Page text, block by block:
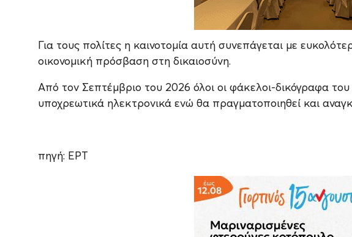
Για τους πολίτες η καινοτομία αυτή συνεπάγεται με
οικονομική πρόσβαση στη δικαιοσύνη.
Από τον Σεπτέμβριο του 2026 όλοι οι φάκελοι-δικόγραφα
υποχρεωτικά ηλεκτρονικά ενώ θα πραγματοποιηθεί και
πηγή: ΕΡΤ